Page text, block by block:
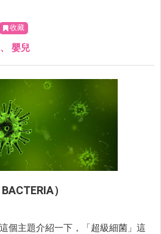
收藏
、 嬰兒
）
個主題介紹一下，「超級細菌」這